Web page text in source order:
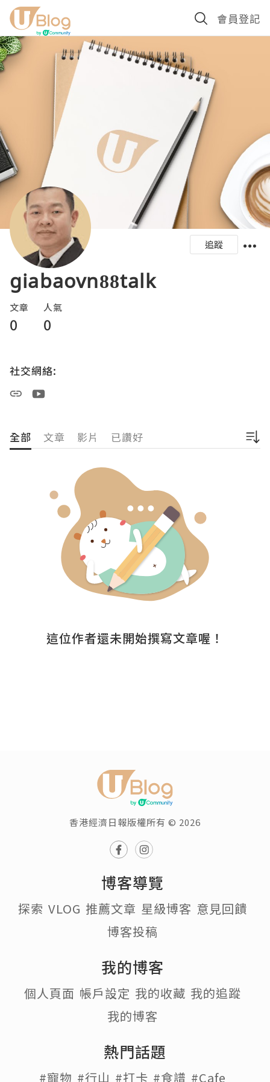
會員登記
追蹤
giabaovn88talk
文章
0
人氣
0
社交網絡:
全部 文章 影片 已讚好
這位作者還未開始撰寫文章喔！
香港經濟日報版權所有 © 2026
博客導覽
探索 VLOG 推薦文章 星級博客 意見回饋
博客投稿
我的博客
個人頁面 帳戶設定 我的收藏 我的追蹤
我的博客
熱門話題
#寵物 #行山 #打卡 #食譜 #Cafe